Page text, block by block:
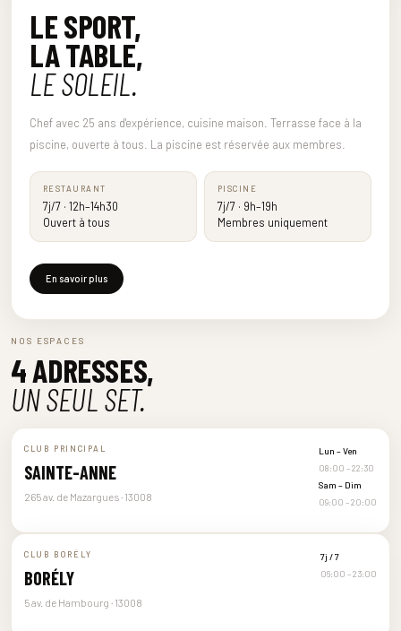
LE SPORT,
LA TABLE,
LE SOLEIL.
Chef avec 25 ans d'expérience, cuisine maison. Terrasse face à la
piscine, ouverte à tous. La piscine est réservée aux membres.
RESTAURANT
7j/7 · 12h–14h30
Ouvert à tous
PISCINE
7j/7 · 9h–19h
Membres uniquement
En savoir plus
NOS ESPACES
4 ADRESSES,
UN SEUL SET.
CLUB PRINCIPAL
SAINTE-ANNE
265 av. de Mazargues · 13008
Lun – Ven
08:00 – 22:30
Sam – Dim
09:00 – 20:00
CLUB BORÉLY
BORÉLY
5 av. de Hambourg · 13008
7j / 7
06:00 – 23:00